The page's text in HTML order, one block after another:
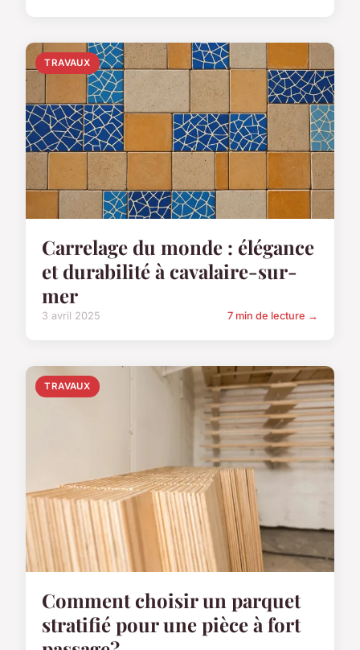
TRAVAUX
Carrelage du monde : élégance
et durabilité à cavalaire-sur-
mer
3 avril 2025 7 min de lecture →
TRAVAUX
Comment choisir un parquet
stratifié pour une pièce à fort